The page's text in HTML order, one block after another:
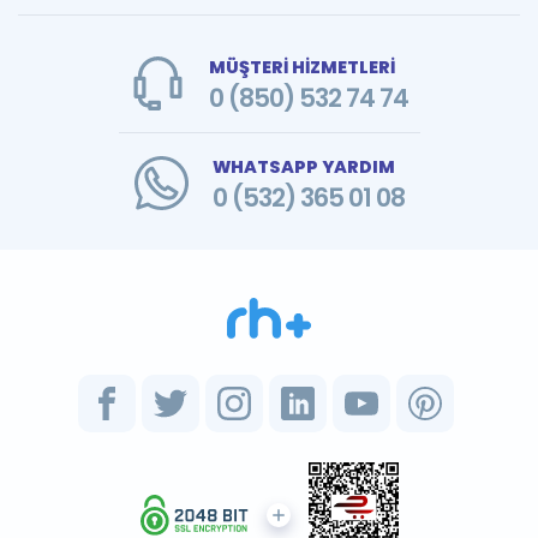
MÜŞTERİ HİZMETLERİ
0 (850) 532 74 74
WHATSAPP YARDIM
0 (532) 365 01 08